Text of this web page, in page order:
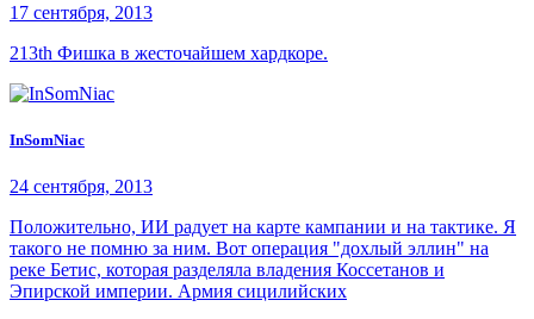
17 сентября, 2013
213th Фишка в жесточайшем хардкоре.
InSomNiac
24 сентября, 2013
Положительно, ИИ радует на карте кампании и на тактике. Я
такого не помню за ним. Вот операция "дохлый эллин" на
реке Бетис, которая разделяла владения Коссетанов и
Эпирской империи. Армия сицилийских